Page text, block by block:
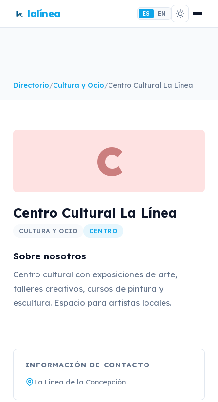
lalínea ES EN
Directorio/Cultura y Ocio/Centro Cultural La Línea
C
Centro Cultural La Línea
CULTURA Y OCIO CENTRO
Sobre nosotros
Centro cultural con exposiciones de arte,
talleres creativos, cursos de pintura y
escultura. Espacio para artistas locales.
INFORMACIÓN DE CONTACTO
La Línea de la Concepción